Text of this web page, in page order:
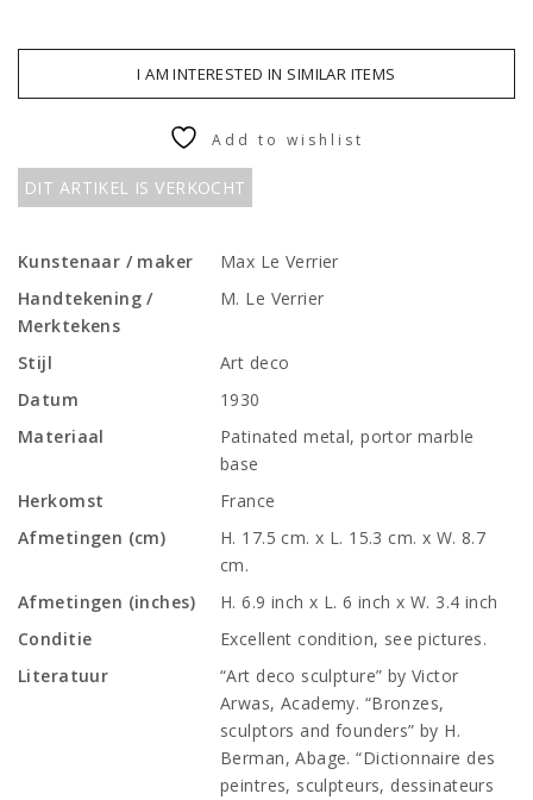
I AM INTERESTED IN SIMILAR ITEMS
DIT ARTIKEL IS VERKOCHT
Add to wishlist
Kunstenaar / maker
Max Le Verrier
Handtekening /
Merktekens
M. Le Verrier
Stijl
Art deco
Datum
1930
Materiaal
Patinated metal, portor marble
base
Herkomst
France
Afmetingen (cm)
H. 17.5 cm. x L. 15.3 cm. x W. 8.7
cm.
Afmetingen (inches)
H. 6.9 inch x L. 6 inch x W. 3.4 inch
Conditie
Excellent condition, see pictures.
Literatuur
“Art deco sculpture” by Victor
Arwas, Academy. “Bronzes,
sculptors and founders” by H.
Berman, Abage. “Dictionnaire des
peintres, sculpteurs, dessinateurs